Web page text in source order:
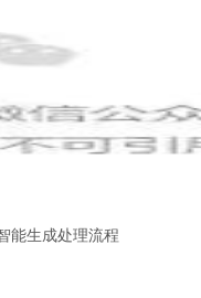
能生成处理流程